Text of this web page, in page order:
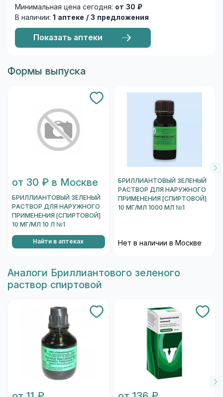
Минимальная цена сегодня: от 30 ₽
В наличии: 1 аптеке / 3 предложения
Показать аптеки
Формы выпуска
от 30 ₽ в Москве
БРИЛЛИАНТОВЫЙ ЗЕЛЕНЫЙ
РАСТВОР ДЛЯ НАРУЖНОГО
ПРИМЕНЕНИЯ [СПИРТОВОЙ]
10 МГ/МЛ 10 Л №1
Найти в аптеках
БРИЛЛИАНТОВЫЙ ЗЕЛЕНЫЙ
РАСТВОР ДЛЯ НАРУЖНОГО
ПРИМЕНЕНИЯ [СПИРТОВОЙ]
10 МГ/МЛ 1000 МЛ №1
Нет в наличии в Москве
Aналоги Бриллиантового зеленого
раствор спиртовой